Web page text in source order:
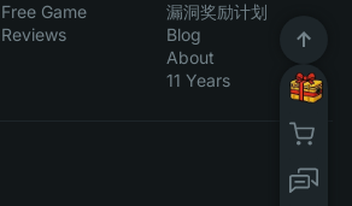
Free Game
Reviews
漏洞奖励计划
Blog
About
11 Years